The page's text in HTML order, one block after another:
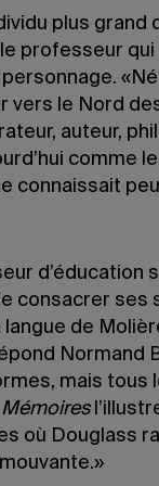
plus
professeur
vers le Nord
auteur,
comme
connaissait
consacrer
de
Normand
mais tous
Mémoires
où Douglass